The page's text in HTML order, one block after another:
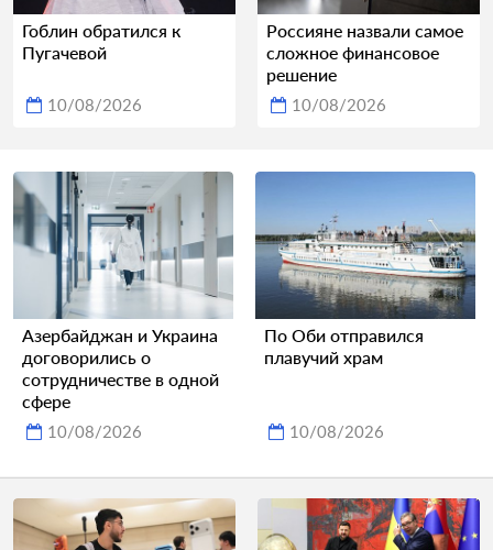
Гоблин обратился к
Пугачевой
10/08/2026
Россияне назвали самое
сложное финансовое
решение
10/08/2026
Азербайджан и Украина
договорились о
сотрудничестве в одной
сфере
10/08/2026
По Оби отправился
плавучий храм
10/08/2026